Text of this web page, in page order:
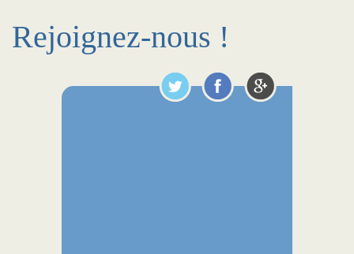
Rejoignez-nous !